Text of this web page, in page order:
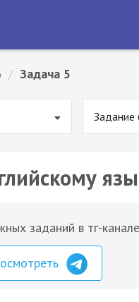
/ Задача 5
Задание
заданий в тг-